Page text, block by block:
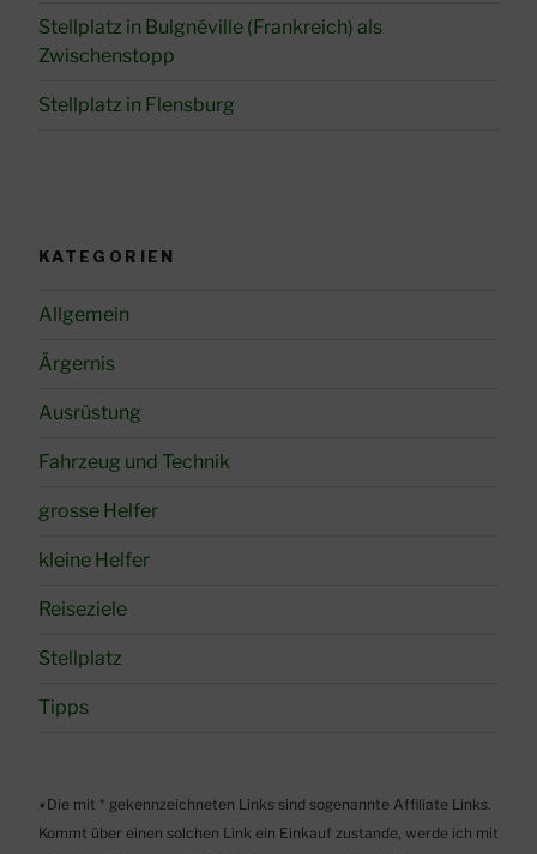
Stellplatz in Bulgnéville (Frankreich) als
Zwischenstopp
Stellplatz in Flensburg
KATEGORIEN
Allgemein
Ärgernis
Ausrüstung
Fahrzeug und Technik
grosse Helfer
kleine Helfer
Reiseziele
Stellplatz
Tipps
٭Die mit * gekennzeichneten Links sind sogenannte Affiliate Links.
Kommt über einen solchen Link ein Einkauf zustande, werde ich mit